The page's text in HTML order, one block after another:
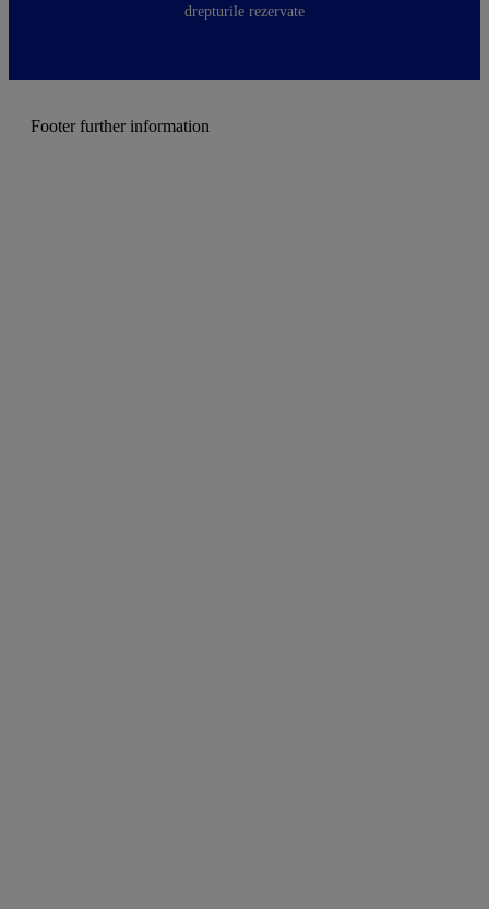
e
drepturile rezervate
Footer further information